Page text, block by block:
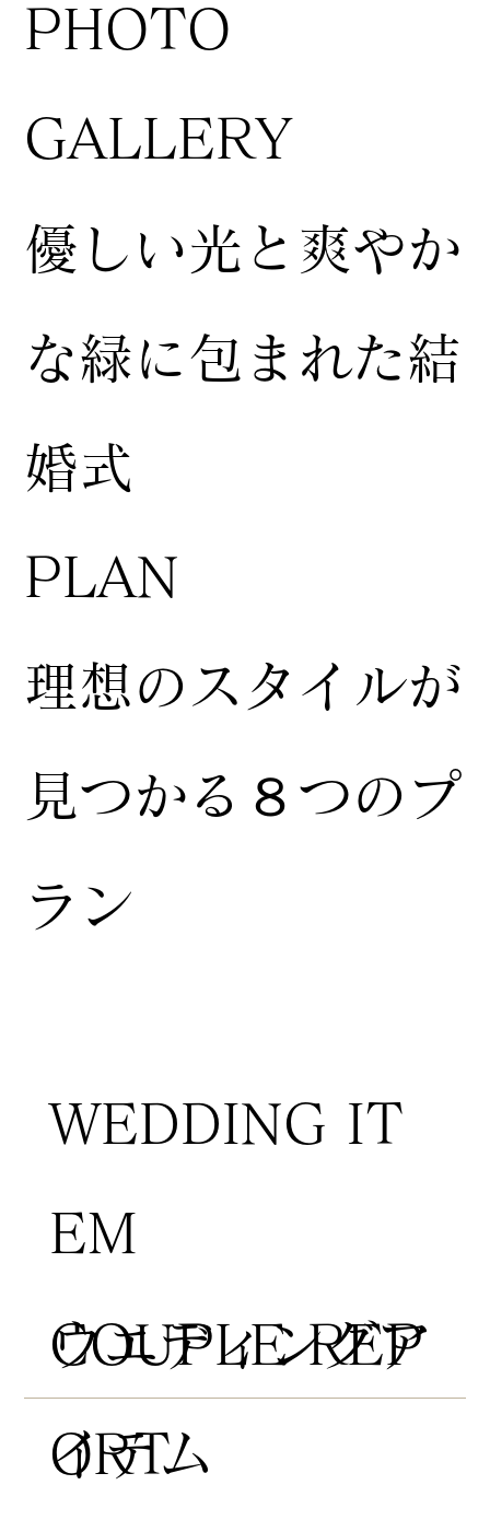
​PHOTO
GALLERY
​優しい光と爽やか
な緑に包まれた結
婚式
​PLAN
COUPLE REP
ORT
​理想のスタイルが
見つかる８つのプ
ラン
WEDDING IT
EM
​ウエディングア
イテム